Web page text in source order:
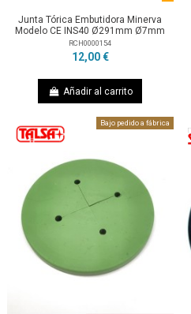
Junta Tórica Embutidora Minerva
Modelo CE INS40 Ø291mm Ø7mm
RCH0000154
12,00 €
Añadir al carrito
Bajo pedido a fábrica